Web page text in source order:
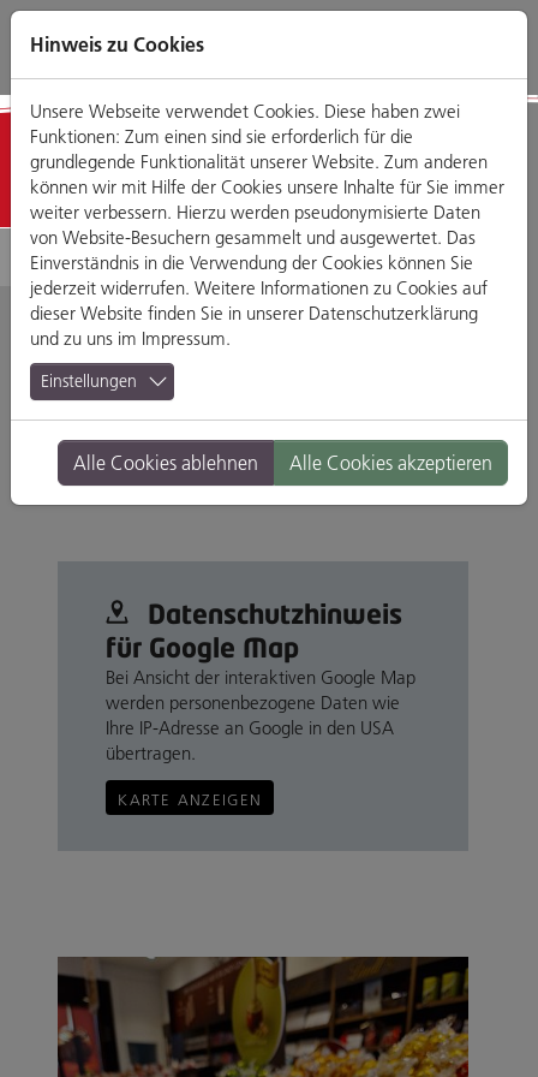
Direkt
zum
Zum
Hauptmenü
Zum
Footermenü
Zur
Website-
Detailansicht
Cafebar Freiraum
Simadergasse 1, 93047 Regensburg
Branche: Restaurants & Gasthäuser
Standort: Altstadt
Datenschutz­hinweis
für Google Map
Bei Ansicht der interaktiven Google Map
werden personenbezogene Daten wie
Ihre IP-Adresse an Google in den USA
übertragen.
KARTE ANZEIGEN
Hinweis zu Cookies
Unsere Webseite verwendet Cookies. Diese haben zwei
Funktionen: Zum einen sind sie erforderlich für die
grundlegende Funktionalität unserer Website. Zum anderen
können wir mit Hilfe der Cookies unsere Inhalte für Sie immer
weiter verbessern. Hierzu werden pseudonymisierte Daten
von Website-Besuchern gesammelt und ausgewertet. Das
Einverständnis in die Verwendung der Cookies können Sie
jederzeit widerrufen. Weitere Informationen zu Cookies auf
dieser Website finden Sie in unserer Datenschutzerklärung
und zu uns im Impressum.
Einstellungen
Alle Cookies ablehnen Alle Cookies akzeptieren